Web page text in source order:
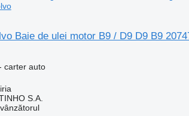
Baie de ulei motor B9 / D9 D9 B9
carter auto
S.A.